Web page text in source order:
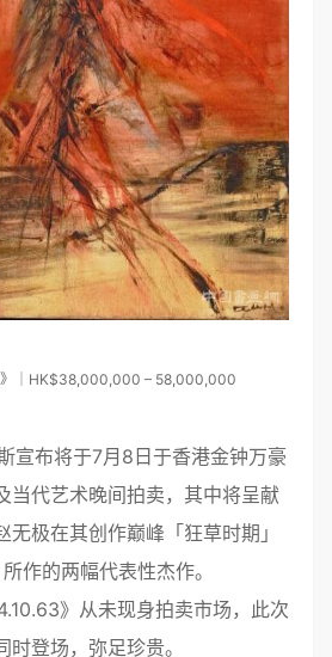
｜HK$38,000,000 – 58,000,000
宣布将于7月8日于香港金钟万豪
当代艺术晚间拍卖，其中将呈献
无极在其创作巅峰「狂草时期」
作的两幅代表性杰作。
》从未现身拍卖市场，此次
登场，弥足珍贵。